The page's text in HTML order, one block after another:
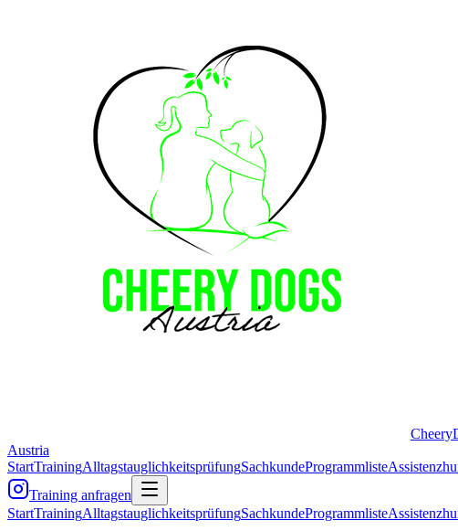
Austria
StartTrainingAlltagstauglichkeitsprüfungSachkundeProgrammliste
Training anfragen
StartTrainingAlltagstauglichkeitsprüfungSachkundeProgrammliste